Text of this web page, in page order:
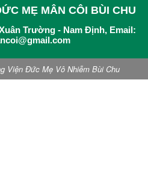
MẸ MÂN CÔI BÙI CHU
Trường - Nam Định, Email:
Viện Đức Mẹ Vô Nhiễm Bùi Chu